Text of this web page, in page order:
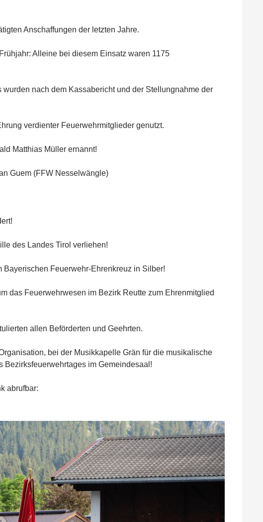
Anschaffungen der letzten Jahre.
Alleine bei diesem Einsatz waren 1175
nach dem Kassabericht und der Stellungnahme der
verdienter Feuerwehrmitglieder genutzt.
Matthias Müller ernannt!
Guem (FFW Nesselwängle)
des Landes Tirol verliehen!
Feuerwehr-Ehrenkreuz in Silber!
das Feuerwehrwesen im Bezirk Reutte zum Ehrenmitglied
allen Beförderten und Geehrten.
bei der Musikkapelle Grän für die musikalische
Bezirksfeuerwehrtages im Gemeindesaal!
abrufbar: